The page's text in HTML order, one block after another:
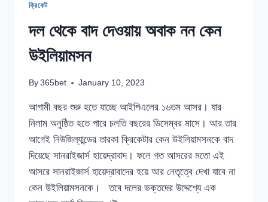
ক্রিকেট
দল থেকে বাদ দেওয়ায় অবাক নন কেন
উইলিয়ামসন
By 365bet January 10, 2023
আগামী বছর শুরু হতে যাচ্ছে আইপিএলের ১৬তম আসর। যার
নিলাম অনুষ্ঠিত হতে পারে চলতি বছরের ডিসেম্বর মাসে। আর তার
আগেই নিউজিল্যান্ডের তারকা ক্রিকেটার কেন উইলিয়ামসনকে বাদ
দিয়েছে সানরাইজার্স হায়েদ্রাবাদ। ফলে গত আসরের মতো এই
আসরে সানরাইজার্স হায়েদ্রাবাদের হয়ে আর নেতৃত্বে দেখা যাবে না
কেন উইলিয়ামসনকে। তবে দলের ভক্তদের উদ্দেশ্যে এক